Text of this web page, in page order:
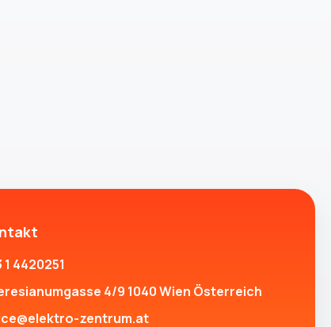
1 4420251
4/9 1040 Wien Österreich
zentrum.at